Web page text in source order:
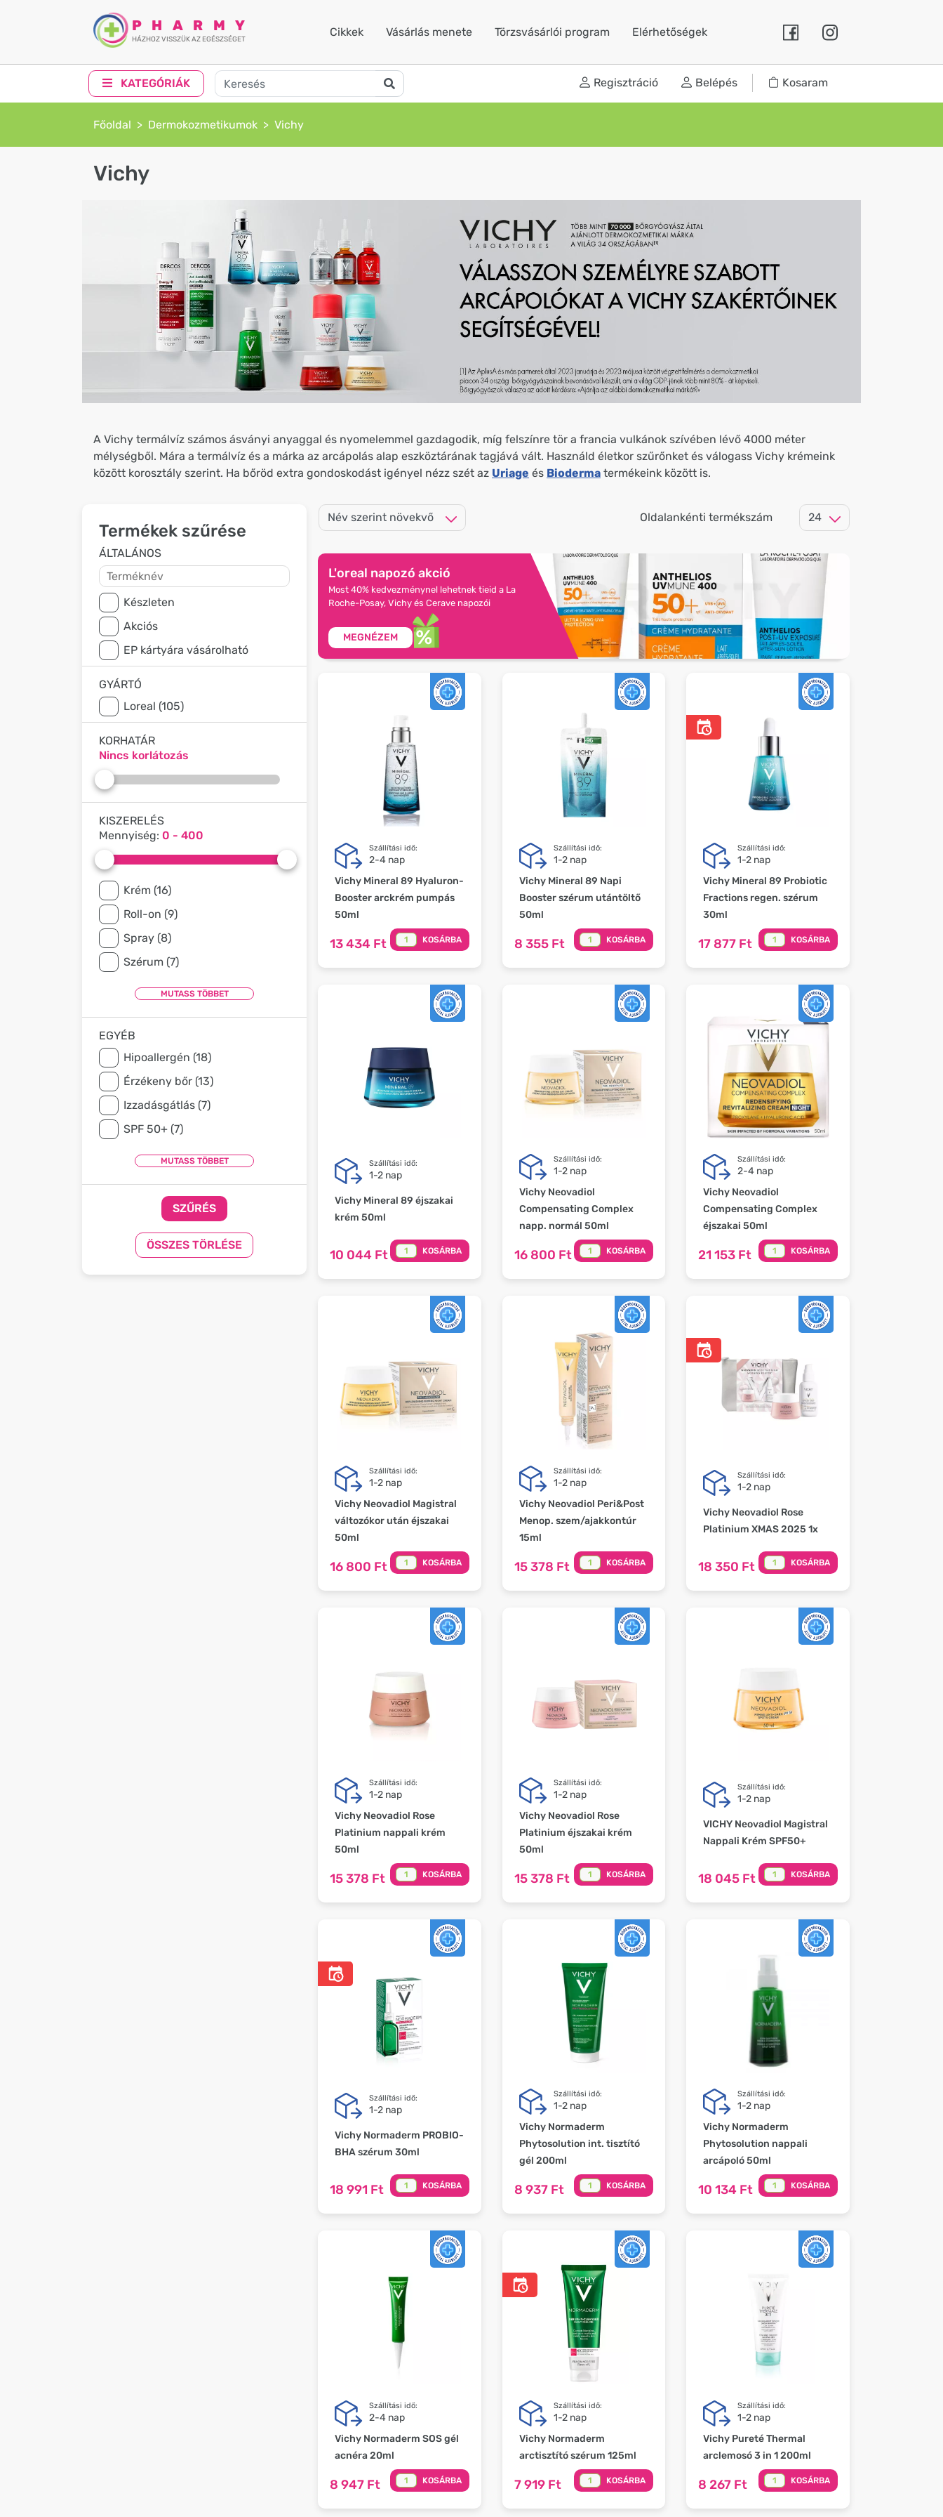
PHARMY
HÁZHOZ VISSZÜK AZ EGÉSZSÉGET
Cikkek Vásárlás menete Törzsvásárlói program Elérhetőségek
KATEGÓRIÁK Regisztráció Belépés Kosaram
Főoldal Dermokozmetikumok Vichy
Vichy
A Vichy termálvíz számos ásványi anyaggal és nyomelemmel gazdagodik, míg felszínre tör a francia vulkánok szívében lévő 4000 méter
mélységből. Mára a termálvíz és a márka az arcápolás alap eszköztárának tagjává vált. Használd életkor szűrőnket és válogass Vichy krémeink
között korosztály szerint. Ha bőröd extra gondoskodást igényel nézz szét az Uriage és Bioderma termékeink között is.
Termékek szűrése
ÁLTALÁNOS
Készleten
Akciós
EP kártyára vásárolható
GYÁRTÓ
Loreal (105)
KORHATÁR
Nincs korlátozás
KISZERELÉS
Mennyiség: 0 - 400
Krém (16)
Roll-on (9)
Spray (8)
Szérum (7)
EGYÉB
Hipoallergén (18)
Érzékeny bőr (13)
Izzadásgátlás (7)
SPF 50+ (7)
SZŰRÉS
ÖSSZES TÖRLÉSE
Oldalankénti termékszám
L'oreal napozó akció
Most 40% kedvezménynel lehetnek tieid a La
Roche-Posay, Vichy és Cerave napozói
MEGNÉZEM
Szállítási idő:
2-4 nap
Vichy Mineral 89 Hyaluron-
Booster arckrém pumpás
50ml
13 434 Ft KOSÁRBA
Szállítási idő:
1-2 nap
Vichy Mineral 89 Napi
Booster szérum utántöltő
50ml
8 355 Ft KOSÁRBA
Szállítási idő:
1-2 nap
Vichy Mineral 89 Probiotic
Fractions regen. szérum
30ml
17 877 Ft KOSÁRBA
Szállítási idő:
1-2 nap
Vichy Mineral 89 éjszakai
krém 50ml
10 044 Ft KOSÁRBA
Szállítási idő:
1-2 nap
Vichy Neovadiol
Compensating Complex
napp. normál 50ml
16 800 Ft KOSÁRBA
Szállítási idő:
2-4 nap
Vichy Neovadiol
Compensating Complex
éjszakai 50ml
21 153 Ft KOSÁRBA
Szállítási idő:
1-2 nap
Vichy Neovadiol Magistral
változókor után éjszakai
50ml
16 800 Ft KOSÁRBA
Szállítási idő:
1-2 nap
Vichy Neovadiol Peri&Post
Menop. szem/ajakkontúr
15ml
15 378 Ft KOSÁRBA
Szállítási idő:
1-2 nap
Vichy Neovadiol Rose
Platinium XMAS 2025 1x
18 350 Ft KOSÁRBA
Szállítási idő:
1-2 nap
Vichy Neovadiol Rose
Platinium nappali krém
50ml
15 378 Ft KOSÁRBA
Szállítási idő:
1-2 nap
Vichy Neovadiol Rose
Platinium éjszakai krém
50ml
15 378 Ft KOSÁRBA
Szállítási idő:
1-2 nap
VICHY Neovadiol Magistral
Nappali Krém SPF50+
18 045 Ft KOSÁRBA
Szállítási idő:
1-2 nap
Vichy Normaderm PROBIO-
BHA szérum 30ml
18 991 Ft KOSÁRBA
Szállítási idő:
1-2 nap
Vichy Normaderm
Phytosolution int. tisztító
gél 200ml
8 937 Ft KOSÁRBA
Szállítási idő:
1-2 nap
Vichy Normaderm
Phytosolution nappali
arcápoló 50ml
10 134 Ft KOSÁRBA
Szállítási idő:
2-4 nap
Vichy Normaderm SOS gél
acnéra 20ml
8 947 Ft KOSÁRBA
Szállítási idő:
1-2 nap
Vichy Normaderm
arctisztító szérum 125ml
7 919 Ft KOSÁRBA
Szállítási idő:
1-2 nap
Vichy Pureté Thermal
arclemosó 3 in 1 200ml
8 267 Ft KOSÁRBA